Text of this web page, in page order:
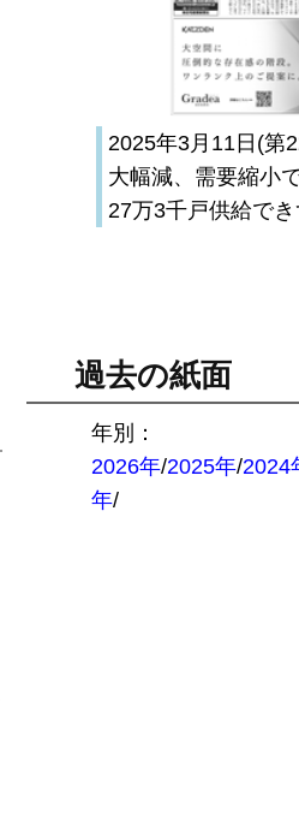
2025年3月11日(第
大幅減、需要縮小
27万3千戸供給で
過去の紙面
年別：
2026年/2025年/2024
年/